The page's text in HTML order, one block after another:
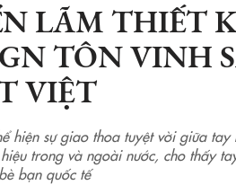
LÃM THIẾT
TÔN VINH
VIỆT
hiện sự giao thoa tuyệt vời giữa
trong và ngoài nước, cho thấy
bạn quốc tế